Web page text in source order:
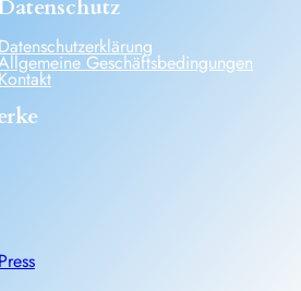
Datenschutzerklärung
Geschäftsbedingungen